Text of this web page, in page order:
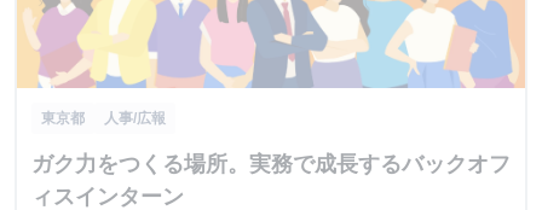
東京都 人事/広報
ガク力をつくる場所。実務で成長するバックオフ
ィスインターン